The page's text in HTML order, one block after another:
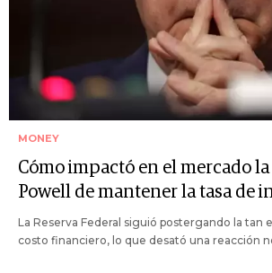
MONEY
Cómo impactó en el mercado
Powell de mantener la tasa de
La Reserva Federal siguió postergando la tan
costo financiero, lo que desató una reacción